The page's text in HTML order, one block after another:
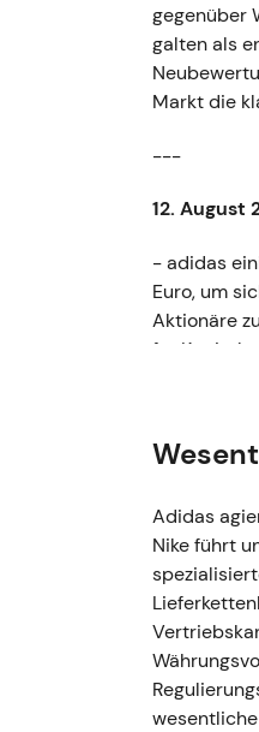
gegenüber
galten als
Markt die
---
12. August
- adidas
Euro, um
Aktionäre
für
---
März 2022
- adidas
und stellt
rund
-
Adidas
Nike führt